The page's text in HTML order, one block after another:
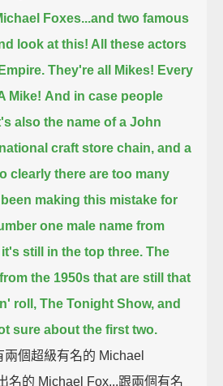
Foxes...and two famous
look at this! All these actors
They're all Mikes! Every
Mike! And in case people
also the name of a John
craft store chain, and a
clearly there are too many
making this mistake for
one male name from
still in the top three. The
the 1950s that are still that
roll, The Tonight Show, and
sure about the first two.
個超級有名的 Michael
名的 Michael Fox...跟兩個有名